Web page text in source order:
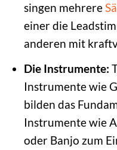
singen mehrere
einer die
anderen mit
Die Instrumente:
Instrumente wie
bilden das
Instrumente wie
oder Banjo zum